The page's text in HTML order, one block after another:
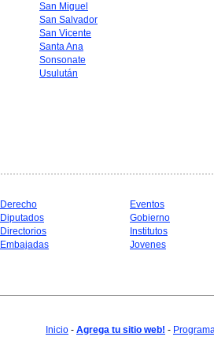
San Miguel
San Salvador
San Vicente
Santa Ana
Sonsonate
Usulután
Derecho
Diputados
Directorios
Embajadas
Eventos
Gobierno
Institutos
Jovenes
Inicio - Agrega tu sitio web! -